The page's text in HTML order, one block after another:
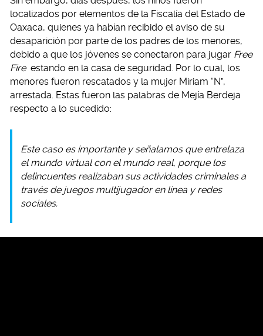
localizados por elementos de la Fiscalía del Estado de
Oaxaca, quienes ya habían recibido el aviso de su
desaparición por parte de los padres de los menores,
debido a que los jóvenes se conectaron para jugar Free
Fire estando en la casa de seguridad. Por lo cual, los
menores fueron rescatados y la mujer Miriam “N”,
arrestada. Estas fueron las palabras de Mejía Berdeja
respecto a lo sucedido:
Este caso es importante y señalamos que entrelaza
el mundo virtual con el mundo real, porque los
delincuentes realizaban sus actividades criminales a
través de juegos multijugador en línea y redes
sociales.